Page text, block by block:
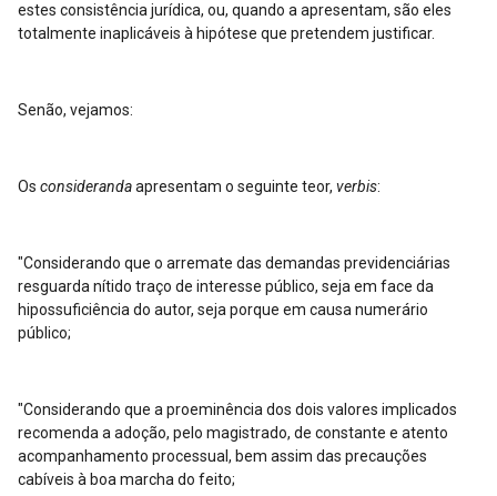
estes consistência jurídica, ou, quando a apresentam, são eles
totalmente inaplicáveis à hipótese que pretendem justificar.
Senão, vejamos:
Os considerandaapresentam o seguinte teor, verbis:
"Considerando que o arremate das demandas previdenciárias
resguarda nítido traço de interesse público, seja em face da
hipossuficiência do autor, seja porque em causa numerário
público;
"Considerando que a proeminência dos dois valores implicados
recomenda a adoção, pelo magistrado, de constante e atento
acompanhamento processual, bem assim das precauções
cabíveis à boa marcha do feito;